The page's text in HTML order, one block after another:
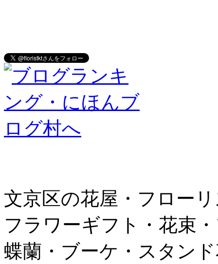
文京区の花屋・フロー
フラワーギフト・花束
蝶蘭・ブーケ・スタン